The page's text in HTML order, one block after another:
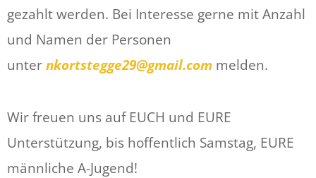
gezahlt werden. Bei Interesse gerne mit Anzahl
und Namen der Personen
unternkortstegge29@gmail.com melden.
Wir freuen uns auf EUCH und EURE
Unterstützung, bis hoffentlich Samstag, EURE
männliche A-Jugend!